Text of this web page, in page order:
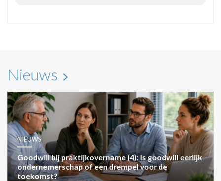
Nieuws
NIEUWS
Goodwill bij praktijkovername (4): Is goodwill eerlijk
ondernemerschap of een drempel voor de
toekomst?